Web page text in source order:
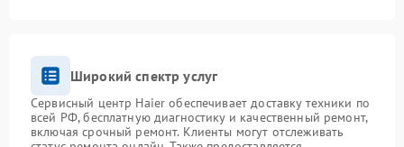
Широкий спектр услуг
Сервисный центр Haier обеспечивает доставку техники по
всей РФ, бесплатную диагностику и качественный ремонт,
включая срочный ремонт. Клиенты могут отслеживать